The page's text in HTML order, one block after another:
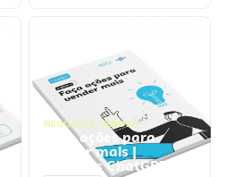
NEGÓCIOS, VENDAS
Faça ações para
vender mais |
Prompts ChatGPT